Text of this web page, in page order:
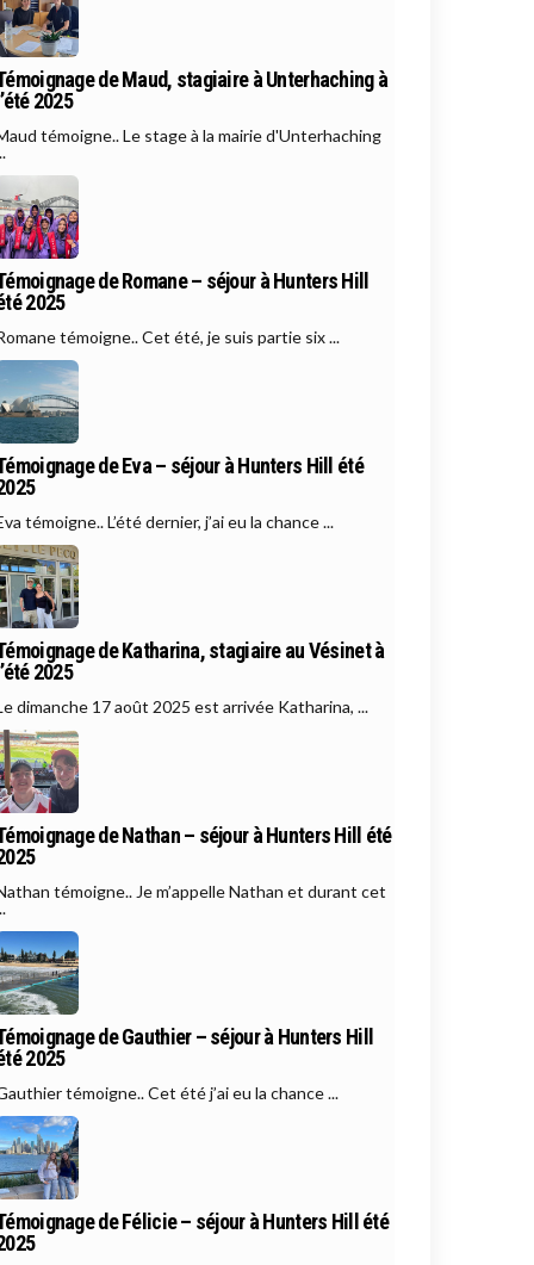
de Maud, stagiaire à Unterhaching à
2025
témoigne.. Le stage à la mairie d'Unterhaching
de Romane – séjour à Hunters Hill
2025
témoigne.. Cet été, je suis partie six ...
de Eva – séjour à Hunters Hill été
témoigne.. L’été dernier, j’ai eu la chance ...
de Katharina, stagiaire au Vésinet à
2025
dimanche 17 août 2025 est arrivée Katharina, ...
de Nathan – séjour à Hunters Hill été
témoigne.. Je m’appelle Nathan et durant cet
de Gauthier – séjour à Hunters Hill
2025
témoigne.. Cet été j’ai eu la chance ...
de Félicie – séjour à Hunters Hill été